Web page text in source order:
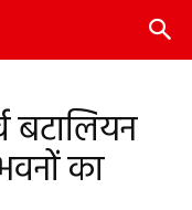
बटालियन
का